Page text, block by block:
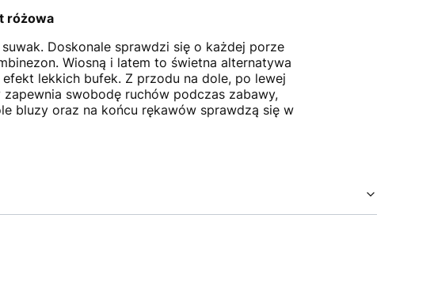
różowa
Doskonale sprawdzi się o każdej porze
Wiosną i latem to świetna alternatywa
lekkich bufek. Z przodu na dole, po lewej
swobodę ruchów podczas zabawy,
bluzy oraz na końcu rękawów sprawdzą się w